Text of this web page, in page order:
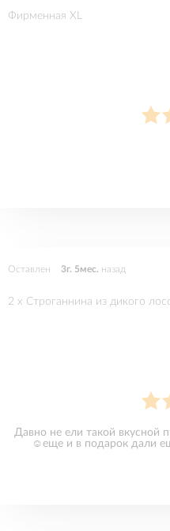
Фирменная XL
Оставлен 3г. 5мес. назад
2 x Строганнина из дикого
Давно не ели такой вкусной
☺️еще и в подарок дали